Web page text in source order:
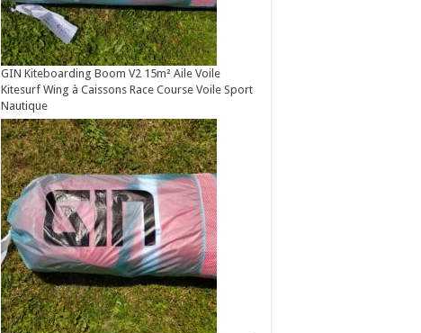
GIN Kiteboarding Boom V2 15m² Aile Voile
Kitesurf Wing à Caissons Race Course Voile Sport
Nautique